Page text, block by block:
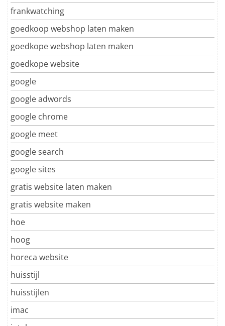
frankwatching
goedkoop webshop laten maken
goedkope webshop laten maken
goedkope website
google
google adwords
google chrome
google meet
google search
google sites
gratis website laten maken
gratis website maken
hoe
hoog
horeca website
huisstijl
huisstijlen
imac